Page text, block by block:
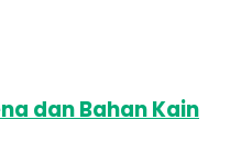
dan Bahan Kain